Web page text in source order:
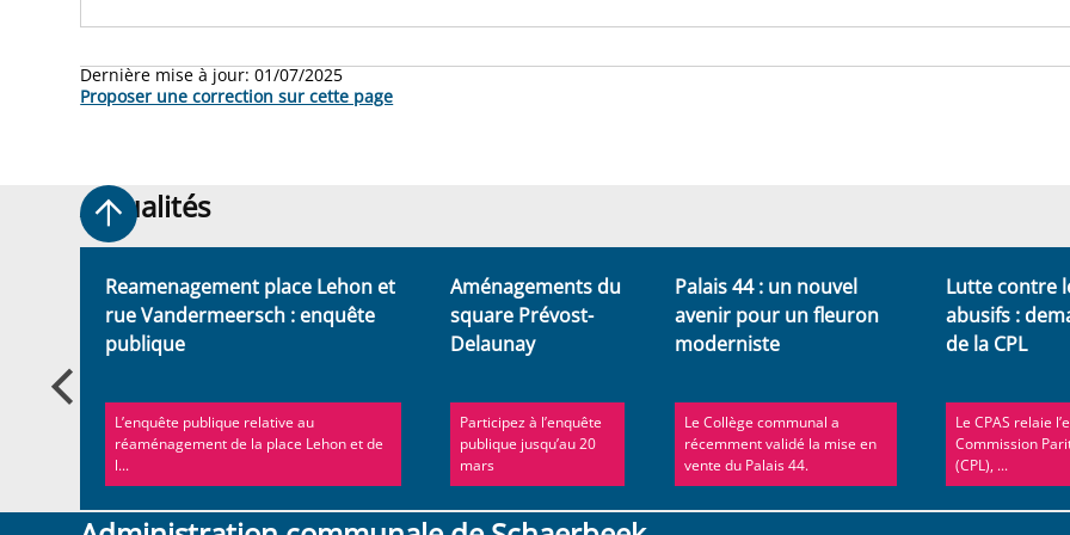
Dernière mise à jour:01/07/2025
Proposer une correction sur cette page
Actualités
Actualités
Reamenagement place Lehon et
rue Vandermeersch : enquête
publique
L’enquête publique relative au
réaménagement de la place Lehon et de
l...
Aménagements du
square Prévost-
Delaunay
Participez à l’enquête
publique jusqu’au 20
mars
Palais 44 : un nouvel
avenir pour un fleuron
moderniste
Le Collège communal a
récemment validé la mise en
vente du Palais 44.
Lutte contre
abusifs :
de la CPL
Le CPAS relaie
Commission
(CPL), ...